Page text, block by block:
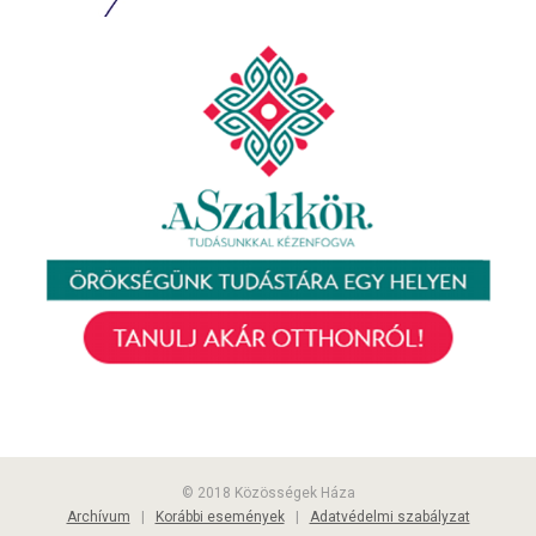
© 2018 Közösségek Háza
Archívum
Korábbi események| Adatvédelmi szabályzat